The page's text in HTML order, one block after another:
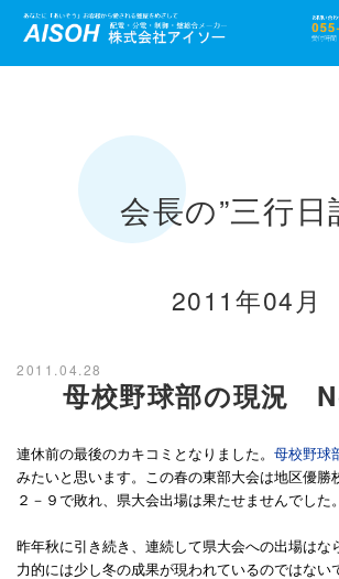
会長の”三行日
2011年04月
2011.04.28
母校野球部の現況
連休前の最後のカキコミとなりました。 母校野球
みたいと思います。この春の東部大会は地区優勝
２－９で敗れ、県大会出場は果たせませんでした。
昨年秋に引き続き、連続して県大会への出場はな
力的には少し冬の成果が現われているのではない